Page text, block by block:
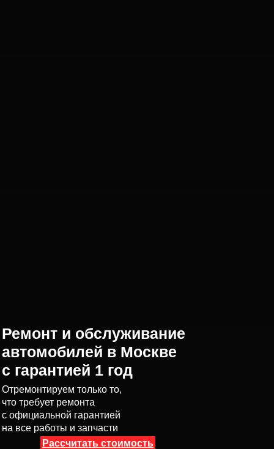
Ремонт и обслуживание
автомобилей в Москве
с гарантией 1 год
Отремонтируем только то,
что требует ремонта
с официальной гарантией
на все работы и запчасти
Рассчитать стоимость